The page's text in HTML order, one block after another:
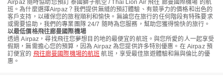
Airpaz 隨時協助您預訂 泰國獅子航空 / Thai Lion Air 飛往 廊曼國際機場 的航
班。為什麼選擇Airpaz？我們提供無縫的預訂體驗、有競爭力的價格和出色的
客戶支持，以確保您的旅程順利和愉快。無論您在旅行的任何階段有特殊要求
或需要協助，我們的專業團隊 24/7 隨時為您服務，幫助您獲得愉快的旅行。
以最低價格飛往廊曼國際機場
透過 Airpaz，尋找飛往您夢想目的地的最便宜的航班。與您所愛的人一起享受
假期，無需擔心您的預算，因為 Airpaz 為您提供許多特別優惠。在 Airpaz 預
訂便宜的 飛往廊曼國際機場的航班 航班，享受最佳旅遊體驗和無與倫比的優
惠。